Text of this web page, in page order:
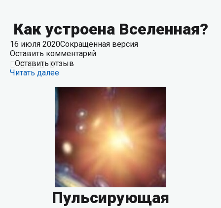
Как устроена Вселенная?
16 июля 2020Сокращенная версия
Оставить комментарий
Оставить отзыв
Читать далее
Пульсирующая